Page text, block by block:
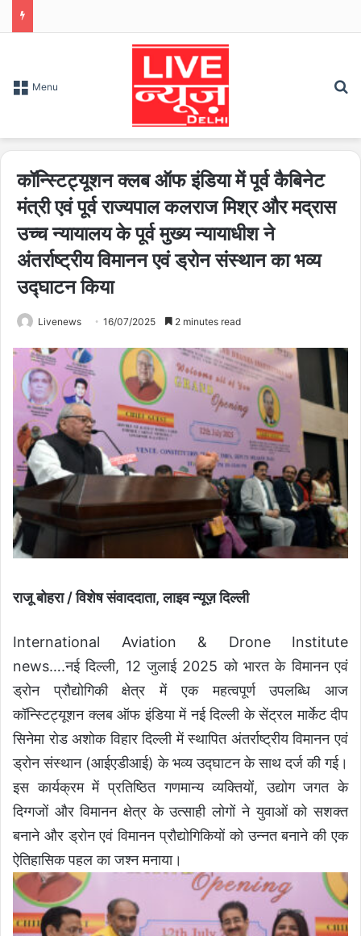
Menu
कॉन्स्टिट्यूशन क्लब ऑफ इंडिया में पूर्व कैबिनेट
मंत्री एवं पूर्व राज्यपाल कलराज मिश्र और मद्रास
उच्च न्यायालय के पूर्व मुख्य न्यायाधीश ने
अंतर्राष्ट्रीय विमानन एवं ड्रोन संस्थान का भव्य
उद्घाटन किया
Livenews 16/07/2025 2 minutes read
राजू बोहरा / विशेष संवाददाता, लाइव न्यूज़ दिल्ली
International Aviation & Drone Institute
news….नई दिल्ली, 12 जुलाई 2025 को भारत के विमानन एवं
ड्रोन प्रौद्योगिकी क्षेत्र में एक महत्वपूर्ण उपलब्धि आज
कॉन्स्टिट्यूशन क्लब ऑफ इंडिया में नई दिल्ली के सेंट्रल मार्केट दीप
सिनेमा रोड अशोक विहार दिल्ली में स्थापित अंतर्राष्ट्रीय विमानन एवं
ड्रोन संस्थान (आईएडीआई) के भव्य उद्घाटन के साथ दर्ज की गई।
इस कार्यक्रम में प्रतिष्ठित गणमान्य व्यक्तियों, उद्योग जगत के
दिग्गजों और विमानन क्षेत्र के उत्साही लोगों ने युवाओं को सशक्त
बनाने और ड्रोन एवं विमानन प्रौद्योगिकियों को उन्नत बनाने की एक
ऐतिहासिक पहल का जश्न मनाया।